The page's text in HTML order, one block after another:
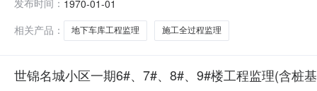
（含桩基）工程监理建设单位廊坊市圣龙房地产开发有
发布时间： 1970-01-01
相关产品：
地下车库工程监理 施工全过程监理
世锦名城小区一期6#、7#、8#、9#楼工程监理(含桩